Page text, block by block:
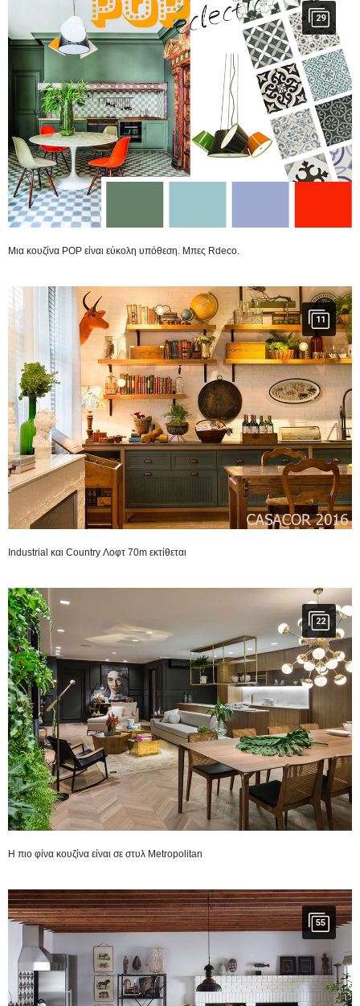
29
Μια κουζίνα POP είναι εύκολη υπόθεση. Μπες Rdeco.
11
Industrial και Country Λοφτ 70m εκτίθεται
22
H πιο φίνα κουζίνα είναι σε στυλ Metropolitan
55